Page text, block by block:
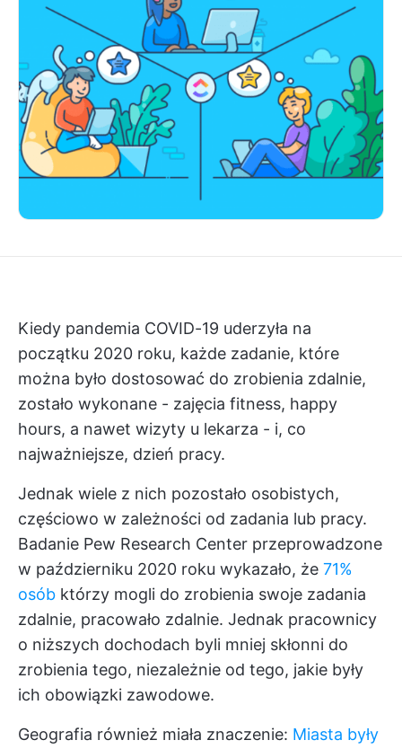
Kiedy pandemia COVID-19 uderzyła na
początku 2020 roku, każde zadanie, które
można było dostosować do zrobienia zdalnie,
zostało wykonane - zajęcia fitness, happy
hours, a nawet wizyty u lekarza - i, co
najważniejsze, dzień pracy.
Jednak wiele z nich pozostało osobistych,
częściowo w zależności od zadania lub pracy.
Badanie Pew Research Center przeprowadzone
w październiku 2020 roku wykazało, że 71%
osób którzy mogli do zrobienia swoje zadania
zdalnie, pracowało zdalnie. Jednak pracownicy
o niższych dochodach byli mniej skłonni do
zrobienia tego, niezależnie od tego, jakie były
ich obowiązki zawodowe.
Geografia również miała znaczenie: Miasta były